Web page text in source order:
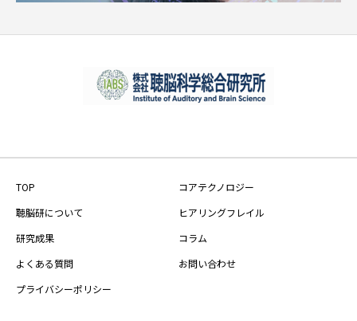
TOP
コアテクノロジー
聴脳研について
ヒアリングフレイル
研究成果
コラム
よくある質問
お問い合わせ
プライバシーポリシー